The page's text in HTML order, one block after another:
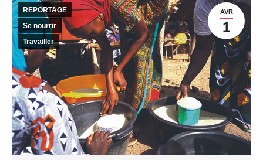
AVR
1
REPORTAGE
Se nourrir
Travailler